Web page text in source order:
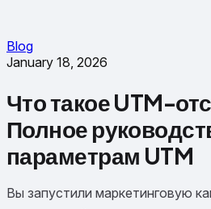
Blog
January 18, 2026
Что такое UTM-
Полное
параметрам UTM
Вы запустили маркетинговую